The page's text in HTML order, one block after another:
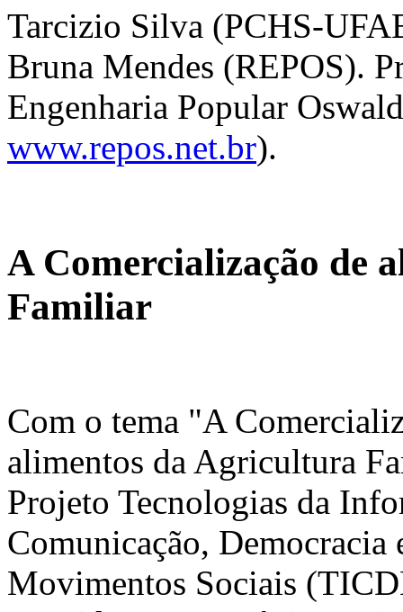
Tarcizio Silva (PCHS-
Bruna Mendes (REPOS).
Engenharia Popular
www.repos.net.br).
A Comercialização de
Familiar
Com o tema "A
alimentos da Agricultura
Projeto Tecnologias da
Comunicação, Democracia
Movimentos Sociais